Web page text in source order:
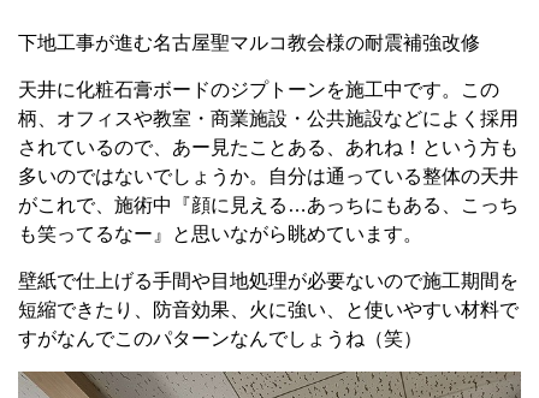
下地工事が進む名古屋聖マルコ教会様の耐震補強改修
天井に化粧石膏ボードのジプトーンを施工中です。この
柄、オフィスや教室・商業施設・公共施設などによく採用
されているので、あー見たことある、あれね！という方も
多いのではないでしょうか。自分は通っている整体の天井
がこれで、施術中『顔に見える…あっちにもある、こっち
も笑ってるなー』と思いながら眺めています。
壁紙で仕上げる手間や目地処理が必要ないので施工期間を
短縮できたり、防音効果、火に強い、と使いやすい材料で
すがなんでこのパターンなんでしょうね（笑）